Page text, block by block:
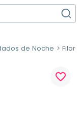
de Noche
favorite_border